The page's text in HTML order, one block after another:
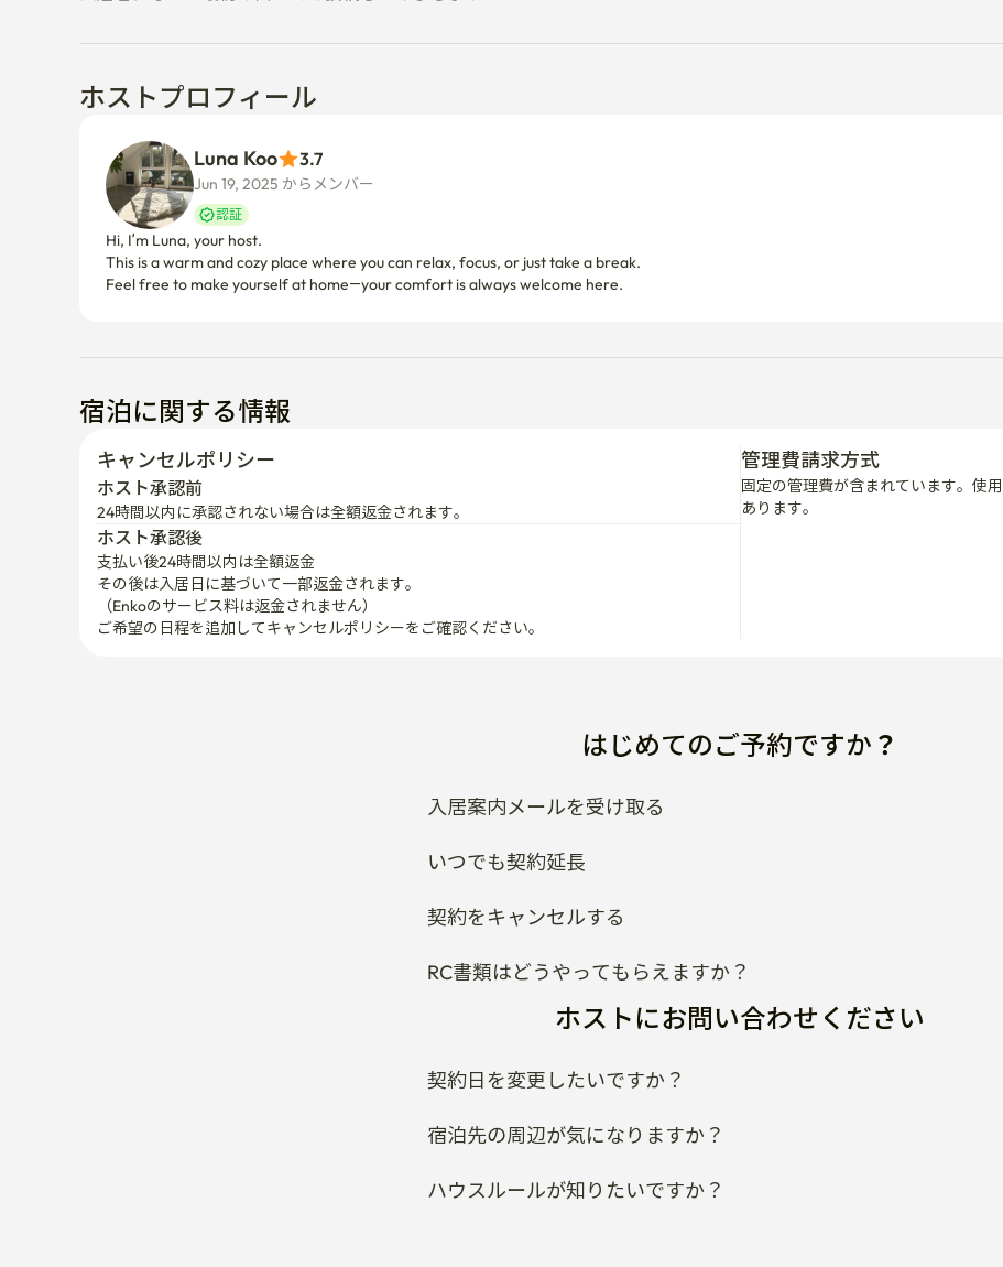
ホストプロフィール
Luna Koo 3.7
Jun 19, 2025 からメンバー
認証
Hi, I’m Luna, your host.
This is a warm and cozy place where you can relax, focus, or just take a break.
宿泊に関する情報
キャンセルポリシー
ホスト承認前
24時間以内に承認されない場合は全額返金されます。
ホスト承認後
支払い後24時間以内は全額返金
その後は入居日に基づいて一部返金されます。
（Enkoのサービス料は返金されません）
ご希望の日程を追加してキャンセルポリシーをご確認ください。
管理費請求方式
固定の管理費が含まれています。使
あります。
はじめてのご予約ですか？
入居案内メールを受け取る
いつでも契約延長
契約をキャンセルする
RC書類はどうやってもらえますか？
ホストにお問い合わせください
契約日を変更したいですか？
宿泊先の周辺が気になりますか？
ハウスルールが知りたいですか？